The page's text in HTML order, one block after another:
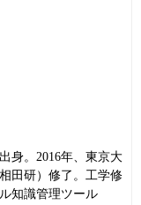
身。2016年、東京大
田研）修了。工学修
知識管理ツール